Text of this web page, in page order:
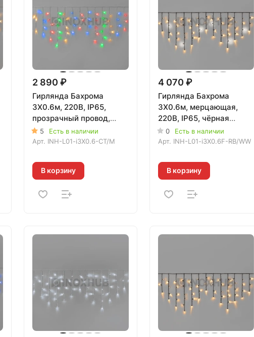
2 890 ₽
Гирлянда Бахрома
3X0.6м, 220В, IP65,
прозрачный провод,
МУЛЬТИ, 020109
5
Есть в наличии
Арт. INH-L01-i3X0.6-CT/M
В корзину
4 070 ₽
Гирлянда Бахрома
3X0.6м, мерцающая,
220В, IP65, чёрная
резина 3.3мм, ТЁПЛАЯ
БЕЛАЯ, 020511
0
Есть в наличии
Арт. INH-L01-i3X0.6F-RB/WW
В корзину